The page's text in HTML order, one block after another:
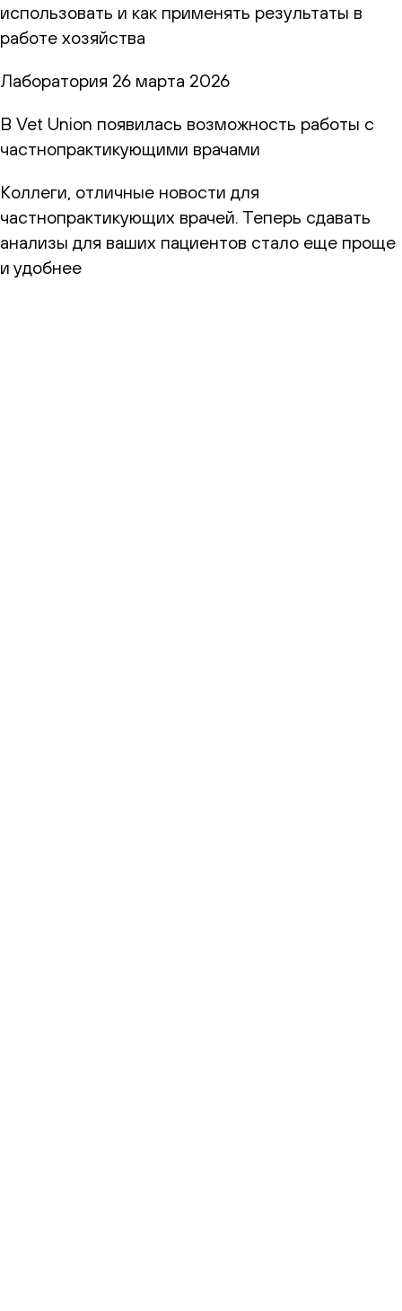
использовать и как применять результаты в
работе хозяйства
Лаборатория 26 марта 2026
В Vet Union появилась возможность работы с
частнопрактикующими врачами
Коллеги, отличные новости для
частнопрактикующих врачей. Теперь сдавать
анализы для ваших пациентов стало еще проще
и удобнее